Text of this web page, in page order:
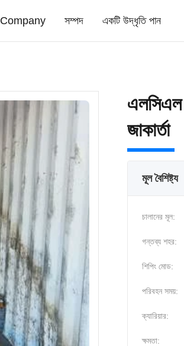
Company সম্পদ একটি উদ্ধৃতি পান
এলসিএল
জাকার্তা
মূল বৈশিষ্ট্য
চালানের মূল:
গন্তব্য শহর:
শিপিং মোড:
পরিবহন সময়:
ক্যারিয়ার:
ক্ষমতা: